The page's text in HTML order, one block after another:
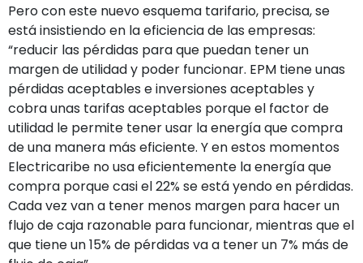
Pero con este nuevo esquema tarifario, precisa, se
está insistiendo en la eficiencia de las empresas:
“reducir las pérdidas para que puedan tener un
margen de utilidad y poder funcionar. EPM tiene unas
pérdidas aceptables e inversiones aceptables y
cobra unas tarifas aceptables porque el factor de
utilidad le permite tener usar la energía que compra
de una manera más eficiente. Y en estos momentos
Electricaribe no usa eficientemente la energía que
compra porque casi el 22% se está yendo en pérdidas.
Cada vez van a tener menos margen para hacer un
flujo de caja razonable para funcionar, mientras que el
que tiene un 15% de pérdidas va a tener un 7% más de